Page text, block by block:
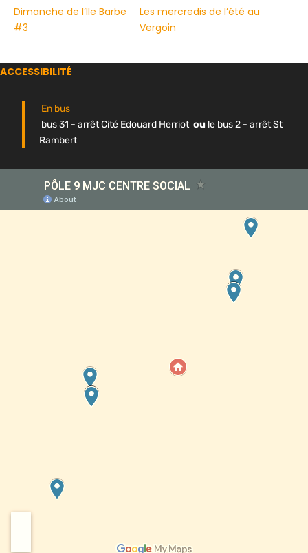
Dimanche de l’Ile Barbe
#3
Les mercredis de l’été au
Vergoin
ACCESSIBILITÉ
En bus
bus 31 - arrêt Cité Edouard Herriot ou le bus 2 - arrêt St
Rambert